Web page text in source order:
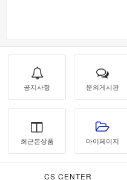
공지사항 문의게시판
최근본상품 마이페이지
CS CENTER